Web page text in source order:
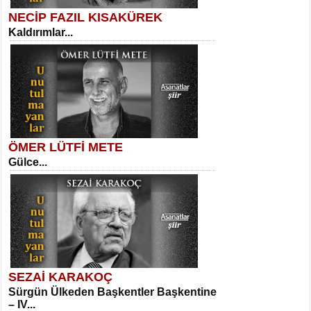
SELAHATTİN YILDIZ
İnsanın Zindanı...
MEHMET TAŞTAN
Vagon’da Bir Şairle...
SITKI CANEY
Oruçla Devrim ve Özgürlüğe…...
Necati Sarıca
Ben Kader Vurgunuyum Maria...
Sibel Orhan
İki Kırık Boşluk...
NECİP FAZIL KISAKÜREK
Kaldırımlar...
ÖMER LÜTFİ METE
Gülce...
SEZAİ KARAKOÇ
Sürgün Ülkeden Başkentler Başkentine
– IV...